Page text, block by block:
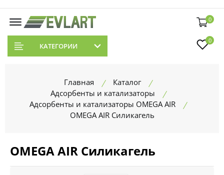
0
КАТЕГОРИИ
0
Главная
Каталог
Адсорбенты и катализаторы
Адсорбенты и катализаторы OMEGA AIR
OMEGA AIR Силикагель
OMEGA AIR Силикагель